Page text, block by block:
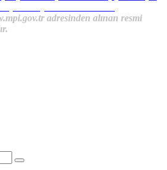
adresinden alınan resmi